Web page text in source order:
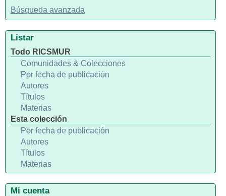
Búsqueda avanzada
Listar
Todo RICSMUR
Comunidades & Colecciones
Por fecha de publicación
Autores
Títulos
Materias
Esta colección
Por fecha de publicación
Autores
Títulos
Materias
Mi cuenta